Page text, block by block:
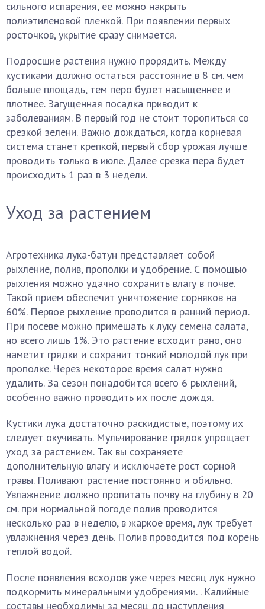
сильного испарения, ее можно накрыть
полиэтиленовой пленкой. При появлении первых
росточков, укрытие сразу снимается.
Подросшие растения нужно прорядить. Между
кустиками должно остаться расстояние в 8 см. чем
больше площадь, тем перо будет насыщеннее и
плотнее. Загущенная посадка приводит к
заболеваниям. В первый год не стоит торопиться со
срезкой зелени. Важно дождаться, когда корневая
система станет крепкой, первый сбор урожая лучше
проводить только в июле. Далее срезка пера будет
происходить 1 раз в 3 недели.
Уход за растением
Агротехника лука-батун представляет собой
рыхление, полив, прополки и удобрение. С помощью
рыхления можно удачно сохранить влагу в почве.
Такой прием обеспечит уничтожение сорняков на
60%. Первое рыхление проводится в ранний период.
При посеве можно примешать к луку семена салата,
но всего лишь 1%. Это растение всходит рано, оно
наметит грядки и сохранит тонкий молодой лук при
прополке. Через некоторое время салат нужно
удалить. За сезон понадобится всего 6 рыхлений,
особенно важно проводить их после дождя.
Кустики лука достаточно раскидистые, поэтому их
следует окучивать. Мульчирование грядок упрощает
уход за растением. Так вы сохраняете
дополнительную влагу и исключаете рост сорной
травы. Поливают растение постоянно и обильно.
Увлажнение должно пропитать почву на глубину в 20
см. при нормальной погоде полив проводится
несколько раз в неделю, в жаркое время, лук требует
увлажнения через день. Полив проводится под корень
теплой водой.
После появления всходов уже через месяц лук нужно
подкормить минеральными удобрениями. . Калийные
составы необходимы за месяц до наступления